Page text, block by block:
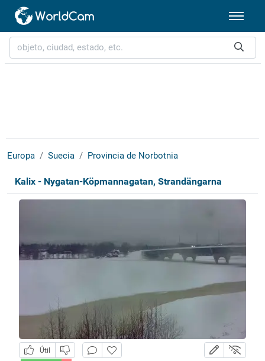
Europa Suecia Provincia de Norbotnia
Kalix - Nygatan-Köpmannagatan, Strandängarna
Útil